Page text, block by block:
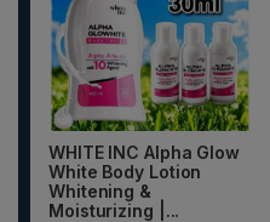
WHITE INC Alpha Glow
White Body Lotion
Whitening &
Moisturizing |...